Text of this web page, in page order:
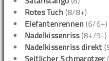
Rotes Tuch (8/8+)
Elefantenrennen (6/6+)
Nadelkissenriss(8+/9-)
Nadelkissenriss direkt
Seitlicher Schmarotzer